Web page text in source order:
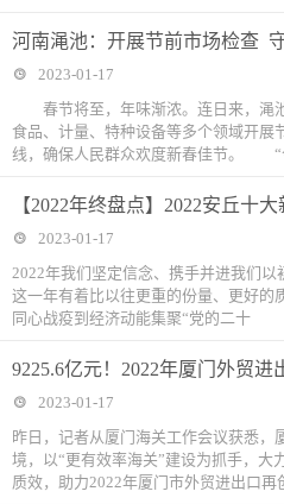
河南渑池：开展节前市场检查
2023-01-17
春节将至，年味渐浓。连日来，渑
食品、计量、特种设备等多个领域开展
线，确保人民群众欢度新春佳节。 “
【2022年终盘点】2022安丘十
2023-01-17
2022年我们坚定信念、携手并进我们
这一年有着比以往更重的份量、更好的
同心战疫到经济动能集聚“党的二十
9225.6亿元！2022年厦门外贸进
2023-01-17
昨日，记者从厦门海关工作会议获悉，
境，以“更有效率海关”建设为抓手，大
质效，助力2022年厦门市外贸进出口再